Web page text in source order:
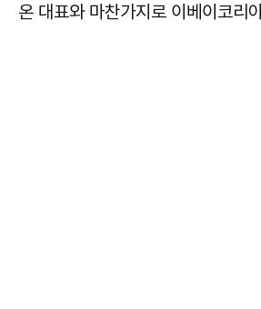
온 대표와 마찬가지로 이베이코리